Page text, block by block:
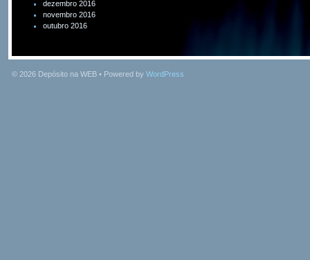
dezembro 2016
novembro 2016
outubro 2016
© 2026 Depósito na WEB • Powered by WordPress